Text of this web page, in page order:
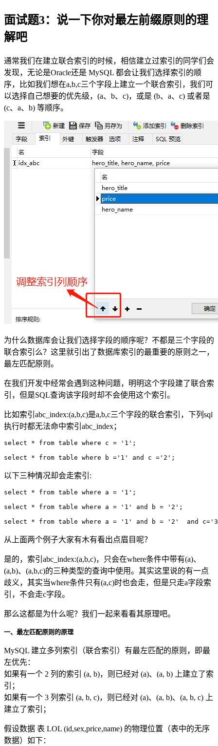
面试题3：说一下你对最左前缀原则的理
解吧
通常我们在建立联合索引的时候，相信建立过索引的同学们会
发现，无论是Oracle还是 MySQL 都会让我们选择索引的顺
序，比如我们想在a,b,c三个字段上建立一个联合索引，我们可
以选择自己想要的优先级，(a、b、c)，或是 (b、a、c) 或者是
(c、a、b) 等顺序。
为什么数据库会让我们选择字段的顺序呢？不都是三个字段的
联合索引么？这里就引出了数据库索引的最重要的原则之一，
最左匹配原则。
在我们开发中经常会遇到这种问题，明明这个字段建了联合索
引，但是SQL查询该字段时却不会使用这个索引。
比如索引abc_index:(a,b,c)是a,b,c三个字段的联合索引，下列sql
执行时都无法命中索引abc_index；
select * from table where c = '1';
以下三种情况却会走索引:
select * from table where a = '1';
select * from table where a = '1' and b = '2';
从上面两个例子大家有木有看出点眉目呢？
是的，索引abc_index:(a,b,c)，只会在where条件中带有(a)、
(a,b)、(a,b,c)的三种类型的查询中使用。其实这里说的有一点
歧义，其实当where条件只有(a,c)时也会走，但是只走a字段索
引，不会走c字段。
那么这都是为什么呢？我们一起来看看其原理吧。
一、最左匹配原则的原理
MySQL 建立多列索引（联合索引）有最左匹配的原则，即最
左优先：
如果有一个 2 列的索引 (a, b)，则已经对 (a)、(a, b) 上建立了索
引；
如果有一个 3 列索引 (a, b, c)，则已经对 (a)、(a, b)、(a, b, c) 上
建立了索引；
假设数据 表 LOL (id,sex,price,name) 的物理位置（表中的无序
数据）如下：